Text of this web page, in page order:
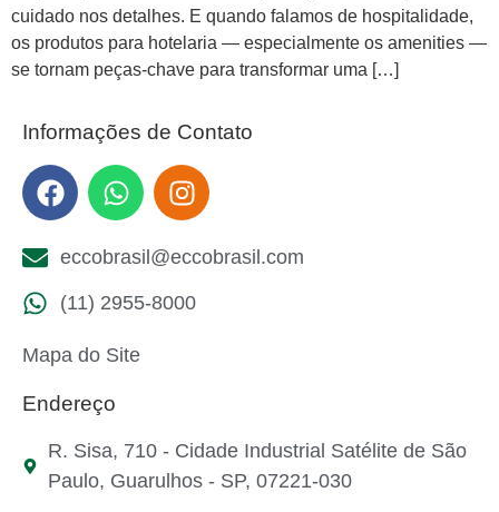
cuidado nos detalhes. E quando falamos de hospitalidade,
os produtos para hotelaria — especialmente os amenities —
se tornam peças-chave para transformar uma […]
Informações de Contato
eccobrasil@eccobrasil.com
(11) 2955-8000
Mapa do Site
Endereço
R. Sisa, 710 - Cidade Industrial Satélite de São
Paulo, Guarulhos - SP, 07221-030